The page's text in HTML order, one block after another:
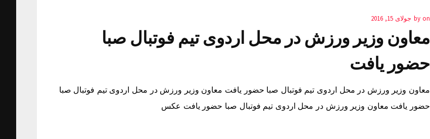
by on جولای 15, 2016
معاون وزیر ورزش در محل اردوی تیم فوتبال صبا
حضور یافت
معاون وزیر ورزش در محل اردوی تیم فوتبال صبا حضور یافت معاون وزیر ورزش در محل اردوی تیم فوتبال صبا
حضور یافت معاون وزیر ورزش در محل اردوی تیم فوتبال صبا حضور یافت عکس